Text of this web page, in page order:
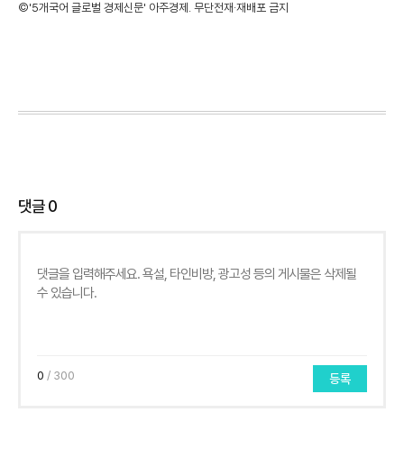
©'5개국어 글로벌 경제신문' 아주경제. 무단전재·재배포 금지
댓글0
0 / 300 등록